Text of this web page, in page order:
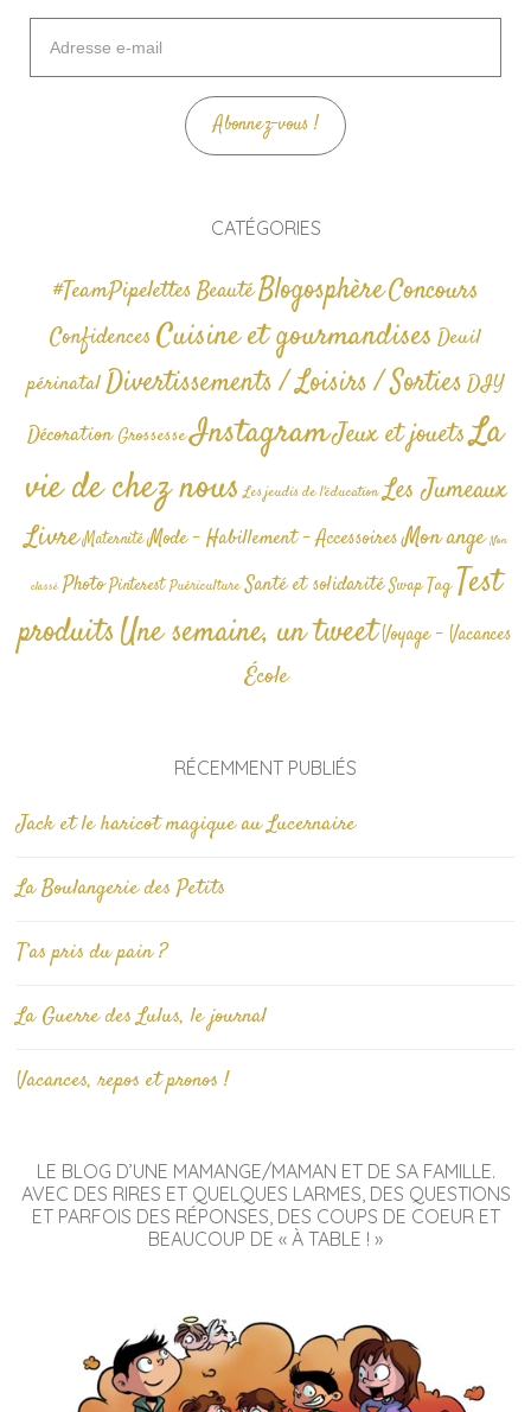
mail
Abonnez-vous !
CATÉGORIES
#TeamPipelettesBeautéBlogosphèreConcours
Confidences Cuisine et gourmandises Deuil
périnatalDivertissements / Loisirs / SortiesDIY
Décoration GrossesseInstagramJeux et jouetsLa
vie de chez nous Les jeudis de l'éducation Les Jumeaux
Livre Maternité Mode - Habillement - AccessoiresMon ange Non
classé Photo Pinterest Puériculture Santé et solidarité Swap TagTest
produitsUne semaine, un tweetVoyage - Vacances
École
RÉCEMMENT PUBLIÉS
Jack et le haricot magique au Lucernaire
La Boulangerie des Petits
T’as pris du pain ?
La Guerre des Lulus, le journal
Vacances, repos et pronos !
LE BLOG D’UNE MAMANGE/MAMAN ET DE SA FAMILLE.
AVEC DES RIRES ET QUELQUES LARMES, DES QUESTIONS
ET PARFOIS DES RÉPONSES, DES COUPS DE COEUR ET
BEAUCOUP DE « À TABLE ! »